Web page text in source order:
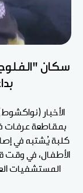
سكان
الأخبار
بمقاطعة عرفات
كلبة يُشتبه في
الأطفال، في وقت
المستشفيات